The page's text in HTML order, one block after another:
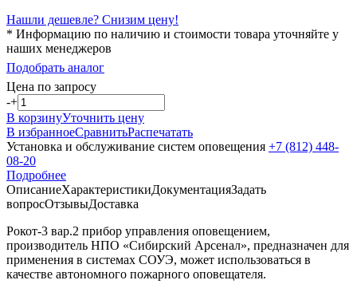
Нашли дешевле? Снизим цену!
* Информацию по наличию и стоимости товара уточняйте у
наших менеджеров
Подобрать аналог
Цена по запросу
-+
В корзинуУточнить цену
В избранноеСравнитьРаспечатать
Установка и обслуживание систем оповещения +7 (812) 448-
08-20
Подробнее
ОписаниеХарактеристикиДокументацияЗадать
вопросОтзывыДоставка
Рокот-3 вар.2 прибор управления оповещением,
производитель НПО «Сибирский Арсенал», предназначен для
применения в системах СОУЭ, может использоваться в
качестве автономного пожарного оповещателя.